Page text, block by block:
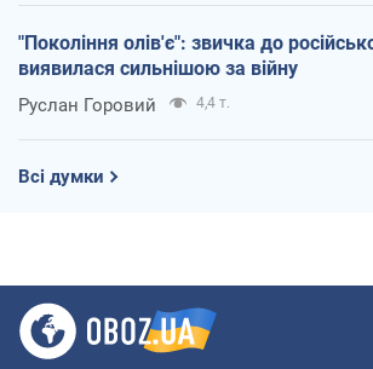
"Покоління олів'є": звичка до
виявилася сильнішою за війну
Руслан Горовий 4,4 т.
Всі думки